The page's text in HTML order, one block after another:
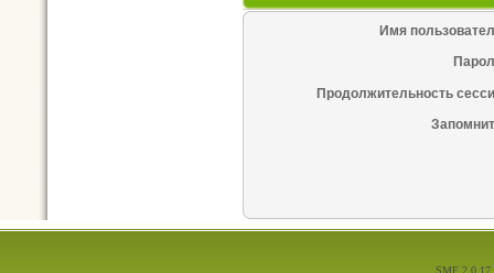
Имя
Продолжительность
SMF 2.0.17